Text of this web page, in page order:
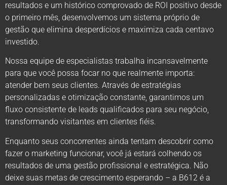
resultados e um histórico comprovado de ROI positivo desde
o primeiro mês, desenvolvemos um sistema próprio de
gestão que elimina desperdícios e maximiza cada centavo
investido.
Nossa equipe de especialistas trabalha incansavelmente
para que você possa focar no que realmente importa:
atender bem seus clientes. Através de estratégias
personalizadas e otimização constante, garantimos um
fluxo consistente de leads qualificados para seu negócio,
transformando visitantes em clientes fiéis.
Enquanto seus concorrentes ainda tentam descobrir como
fazer o marketing funcionar, você já estará colhendo os
resultados de uma gestão profissional e estratégica. Não
deixe suas metas de crescimento esperando – a B612 é a